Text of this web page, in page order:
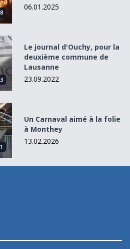
06.01.2025
pour la deuxième commune de
Le journal d'Ouchy, pour la
deuxième commune de
Lausanne
23.09.2022
à Monthey
Un Carnaval aimé à la folie
à Monthey
13.02.2026